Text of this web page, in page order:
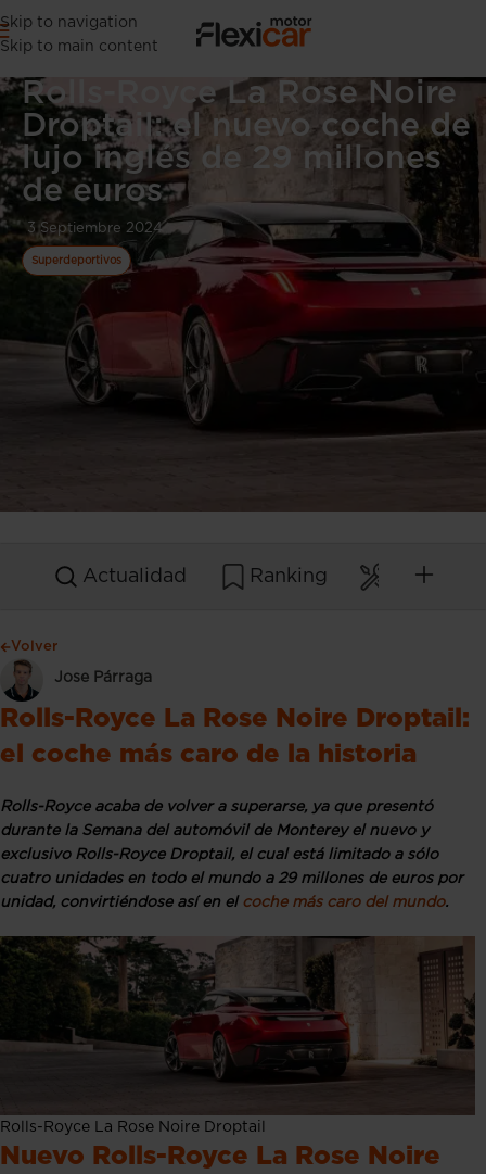
Skip to navigation
Skip to main content
Rolls-Royce La Rose Noire
Droptail: el nuevo coche de
lujo inglés de 29 millones
de euros
3 Septiembre 2024
Superdeportivos
Actualidad Ranking
Volver
Jose Párraga
Rolls-Royce La Rose Noire Droptail:
el coche más caro de la historia
Rolls-Royce acaba de volver a superarse, ya que presentó
durante la Semana del automóvil de Monterey el nuevo y
exclusivo Rolls-Royce Droptail, el cual está limitado a sólo
cuatro unidades en todo el mundo a 29 millones de euros por
unidad, convirtiéndose así en el coche más caro del mundo.
Rolls-Royce La Rose Noire Droptail
Nuevo Rolls-Royce La Rose Noire